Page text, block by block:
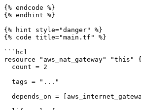
{% endcode %}
{% endhint %}
{% hint style="danger" %}
{% code title="main.tf" %}
```hcl
resource "aws_nat_gateway" "this" {